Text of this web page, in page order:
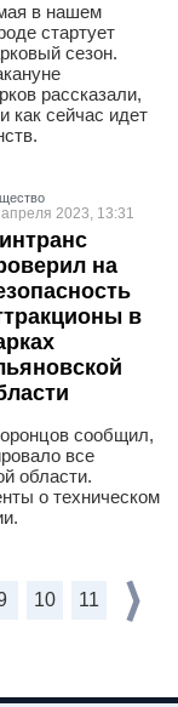
в нашем
стартует
сезон.
рассказали,
как сейчас идет
2023, 13:31
на
в
сообщил,
все
области.
о техническом
10 11